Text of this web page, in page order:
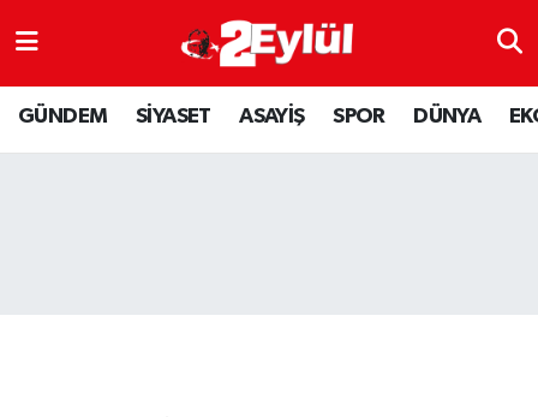
GÜNDEM SİYASET ASAYİŞ SPOR DÜNYA
ASAYİŞ
DÜNYA
Nöbetçi Eczaneler
Hava Durumu